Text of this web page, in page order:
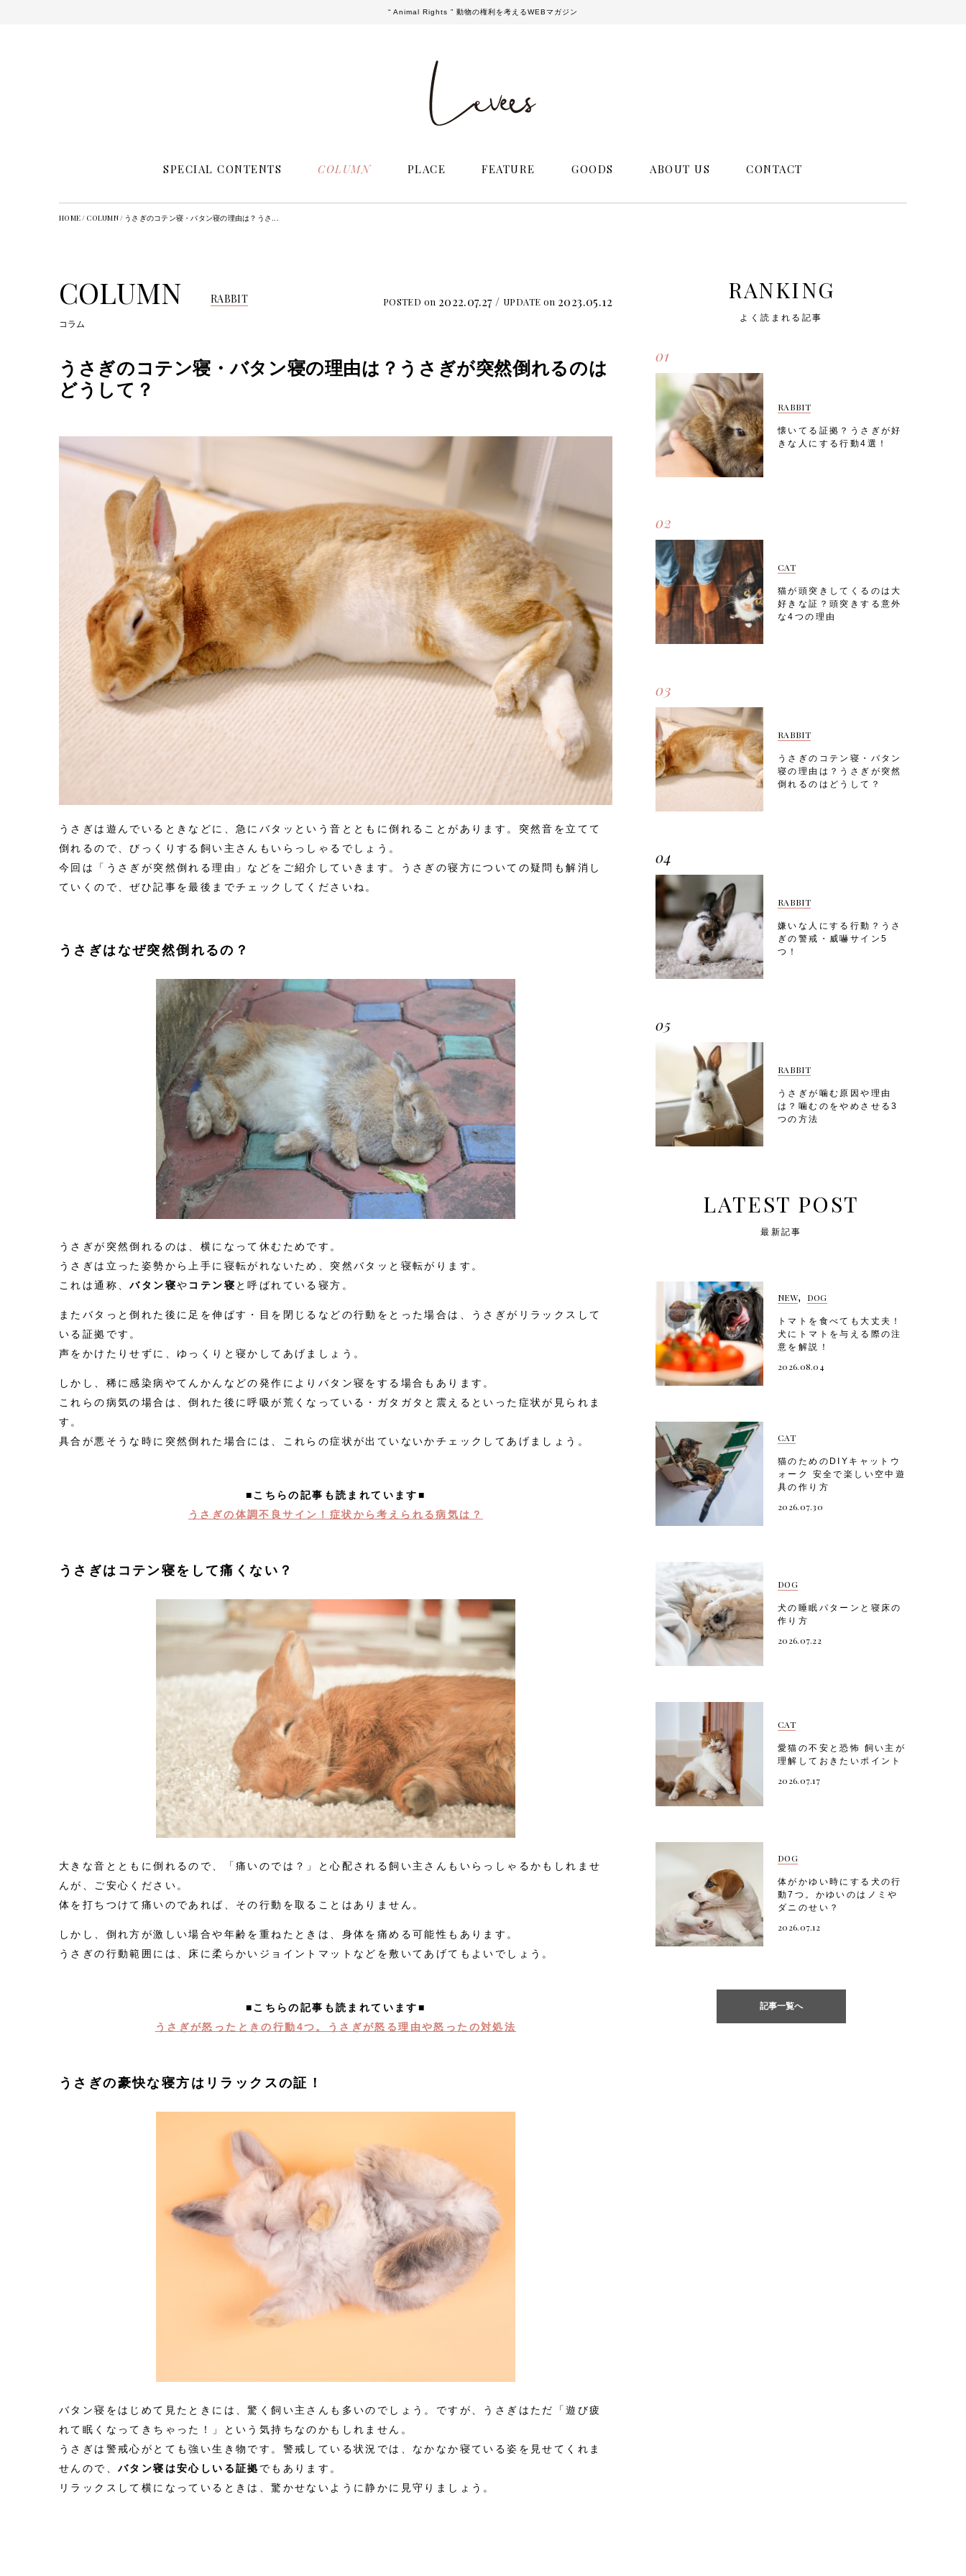
“ Animal Rights ” 動物の権利を考えるWEBマガジン
SPECIAL CONTENTS COLUMN PLACE FEATURE GOODS ABOUT US CONTACT
HOME / COLUMN / うさぎのコテン寝・バタン寝の理由は？うさ...
COLUMN
コラム
RABBIT POSTED on 2022.07.27 / UPDATE on 2023.05.12
うさぎのコテン寝・バタン寝の理由は？うさぎが突然倒れるのは
どうして？
うさぎは遊んでいるときなどに、急にバタッという音とともに倒れることがあります。突然音を立てて
倒れるので、びっくりする飼い主さんもいらっしゃるでしょう。
今回は「うさぎが突然倒れる理由」などをご紹介していきます。うさぎの寝方についての疑問も解消し
ていくので、ぜひ記事を最後までチェックしてくださいね。
うさぎはなぜ突然倒れるの？
うさぎが突然倒れるのは、横になって休むためです。
うさぎは立った姿勢から上手に寝転がれないため、突然バタッと寝転がります。
これは通称、バタン寝や コテン寝 と呼ばれている寝方。
またバタっと倒れた後に足を伸ばす・目を閉じるなどの行動をとった場合は、うさぎがリラックスして
いる証拠です。
声をかけたりせずに、ゆっくりと寝かしてあげましょう。
しかし、稀に感染病やてんかんなどの発作によりバタン寝をする場合もあります。
これらの病気の場合は、倒れた後に呼吸が荒くなっている・ガタガタと震えるといった症状が見られま
す。
具合が悪そうな時に突然倒れた場合には、これらの症状が出ていないかチェックしてあげましょう。
■こちらの記事も読まれています■
うさぎの体調不良サイン！症状から考えられる病気は？
うさぎはコテン寝をして痛くない？
大きな音とともに倒れるので、「痛いのでは？」と心配される飼い主さんもいらっしゃるかもしれませ
んが、ご安心ください。
体を打ちつけて痛いのであれば、その行動を取ることはありません。
しかし、倒れ方が激しい場合や年齢を重ねたときは、身体を痛める可能性もあります。
うさぎの行動範囲には、床に柔らかいジョイントマットなどを敷いてあげてもよいでしょう。
■こちらの記事も読まれています■
うさぎが怒ったときの行動4つ。うさぎが怒る理由や怒ったの対処法
うさぎの豪快な寝方はリラックスの証！
バタン寝をはじめて見たときには、驚く飼い主さんも多いのでしょう。ですが、うさぎはただ「遊び疲
れて眠くなってきちゃった！」という気持ちなのかもしれません。
うさぎは警戒心がとても強い生き物です。警戒している状況では、なかなか寝ている姿を見せてくれま
せんので、 バタン寝は安心しいる証拠 でもあります。
リラックスして横になっているときは、驚かせないように静かに見守りましょう。
RANKING
よく読まれる記事
01
RABBIT
懐いてる証拠？うさぎが好
きな人にする行動4選！
02
CAT
猫が頭突きしてくるのは大
好きな証？頭突きする意外
な4つの理由
03
RABBIT
うさぎのコテン寝・バタン
寝の理由は？うさぎが突然
倒れるのはどうして？
04
RABBIT
嫌いな人にする行動？うさ
ぎの警戒・威嚇サイン5
つ！
05
RABBIT
うさぎが噛む原因や理由
は？噛むのをやめさせる3
つの方法
LATEST POST
最新記事
NEW, DOG
トマトを食べても大丈夫！
犬にトマトを与える際の注
意を解説！
2026.08.04
CAT
猫のためのDIYキャットウ
ォーク 安全で楽しい空中遊
具の作り方
2026.07.30
DOG
犬の睡眠パターンと寝床の
作り方
2026.07.22
CAT
愛猫の不安と恐怖 飼い主が
理解しておきたいポイント
2026.07.17
DOG
体がかゆい時にする犬の行
動7つ。かゆいのはノミや
ダニのせい？
2026.07.12
記事一覧へ